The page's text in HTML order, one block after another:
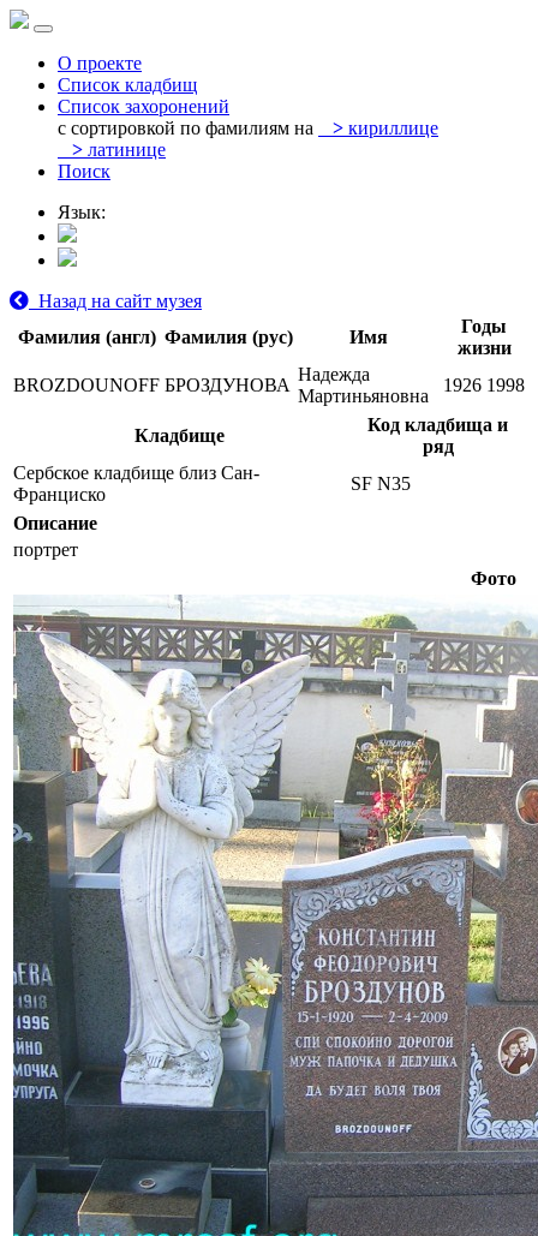
О проекте
Список кладбищ
Список захоронений
с сортировкой по фамилиям на
> кириллице
> латинице
Поиск
Язык:
Назад на сайт музея
Фамилия (англ) Фамилия (рус) Имя
Годы
жизни
BROZDOUNOFF БРОЗДУНОВА
Надежда
Мартиньяновна
1926 1998
Кладбище
Код кладбища и
ряд
Сербское кладбище близ Сан-
Франциско
SF N35
Описание
портрет
Фото